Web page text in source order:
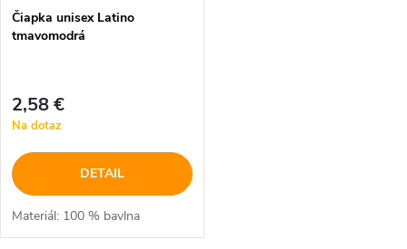
Čiapka unisex Latino
tmavomodrá
2,58 €
Na dotaz
DETAIL
Materiál: 100 % bavlna